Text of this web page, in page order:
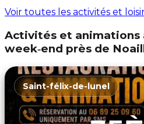
Voir toutes les activités et
Activités et animations
week‑end près de
Saint-félix-de-lunel